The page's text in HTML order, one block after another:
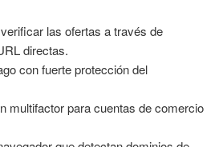
las ofertas a través de
directas.
con fuerte protección del
multifactor para cuentas de comercio